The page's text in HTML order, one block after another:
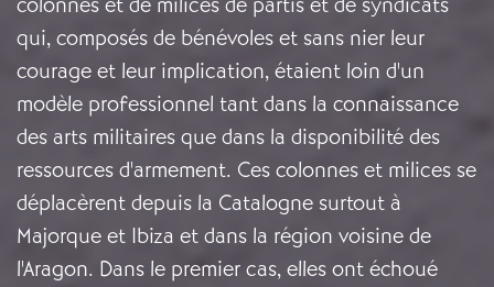
qui, composés de bénévoles et sans nier leur
courage et leur implication, étaient loin d'un
modèle professionnel tant dans la connaissance
des arts militaires que dans la disponibilité des
ressources d'armement. Ces colonnes et milices se
déplacèrent depuis la Catalogne surtout à
Majorque et Ibiza et dans la région voisine de
l'Aragon. Dans le premier cas, elles ont échoué